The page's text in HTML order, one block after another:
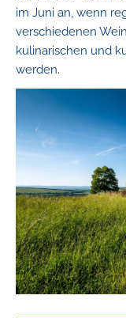
im Juni an, wenn
verschiedenen
kulinarischen und
werden.